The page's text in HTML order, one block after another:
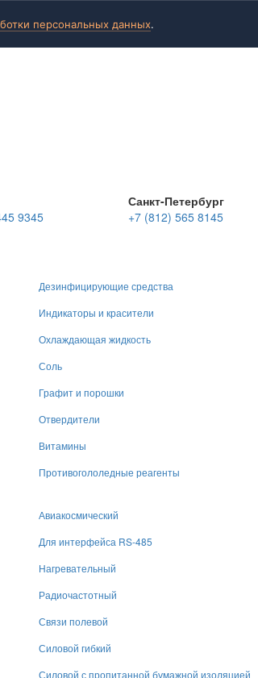
персональных данных.
9345
Санкт-Петербург
+7 (812) 565 8145
Дезинфицирующие средства
Индикаторы и красители
Охлаждающая жидкость
Соль
Графит и порошки
Отвердители
Витамины
Противогололедные реагенты
Авиакосмический
Для интерфейса RS-485
Нагревательный
Радиочастотный
Связи полевой
Силовой гибкий
Силовой с пропитанной бумажной изоляцией